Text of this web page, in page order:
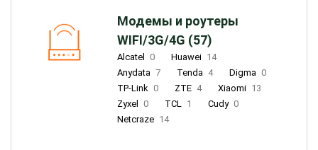
Модемы и роутеры
WIFI/3G/4G (57)
Alcatel 0 Huawei 14
Anydata 7 Tenda 4 Digma 0
TP-Link 0 ZTE 4 Xiaomi 13
Zyxel
0 TCL 1 Cudy 0
Netcraze 14